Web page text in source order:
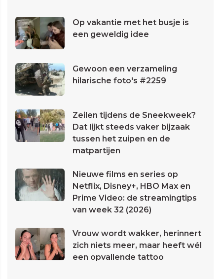
Op vakantie met het busje is
een geweldig idee
Gewoon een verzameling
hilarische foto's #2259
Zeilen tijdens de Sneekweek?
Dat lijkt steeds vaker bijzaak
tussen het zuipen en de
matpartijen
Nieuwe films en series op
Netflix, Disney+, HBO Max en
Prime Video: de streamingtips
van week 32 (2026)
Vrouw wordt wakker, herinnert
zich niets meer, maar heeft wél
een opvallende tattoo